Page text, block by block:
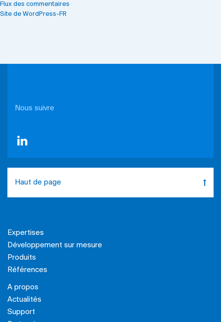
Flux des commentaires
Site de WordPress-FR
Nous suivre
Haut de page
Expertises
Développement sur mesure
Produits
Références
A propos
Actualités
Support